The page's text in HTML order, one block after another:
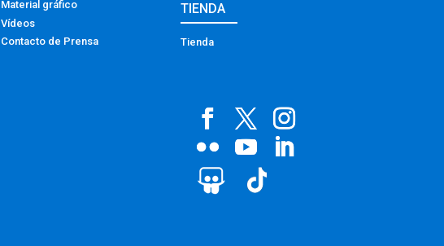
Material gráfico
Vídeos
Contacto de Prensa
TIENDA
Tienda